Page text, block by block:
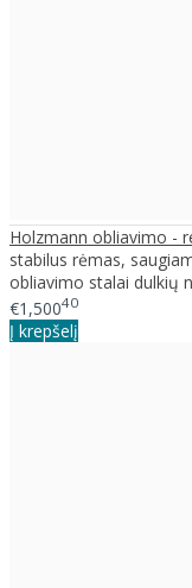
Holzmann obliavimo -
stabilus rėmas,
obliavimo stalai dulkių
€1,50040
Į krepšelį